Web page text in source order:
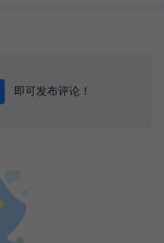
即可发布评论！